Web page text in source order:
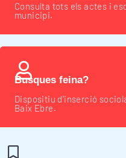
Consulta tots els actes i
municipi.
Busques feina?
Dispositiu d'inserció
Baix Ebre.